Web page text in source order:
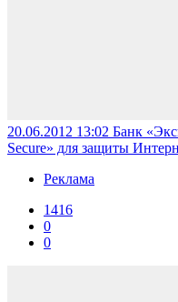
20.06.2012 13:02 Банк
Secure» для защиты
Реклама
1416
0
0